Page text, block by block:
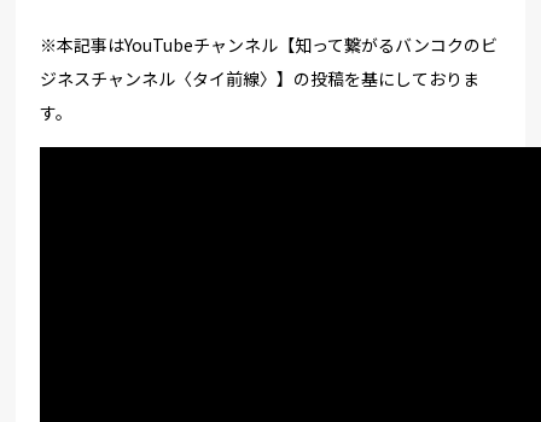
※本記事はYouTubeチャンネル【知って繋がるバンコクのビ
ジネスチャンネル〈タイ前線〉】の投稿を基にしておりま
す。